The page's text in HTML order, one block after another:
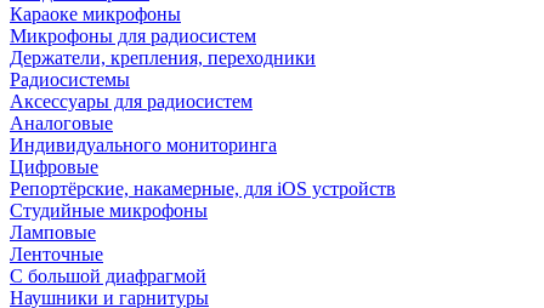
Караоке микрофоны
Микрофоны для радиосистем
Держатели, крепления, переходники
Радиосистемы
Аксессуары для радиосистем
Аналоговые
Индивидуального мониторинга
Цифровые
Репортёрские, накамерные, для iOS устройств
Студийные микрофоны
Ламповые
Ленточные
С большой диафрагмой
Наушники и гарнитуры